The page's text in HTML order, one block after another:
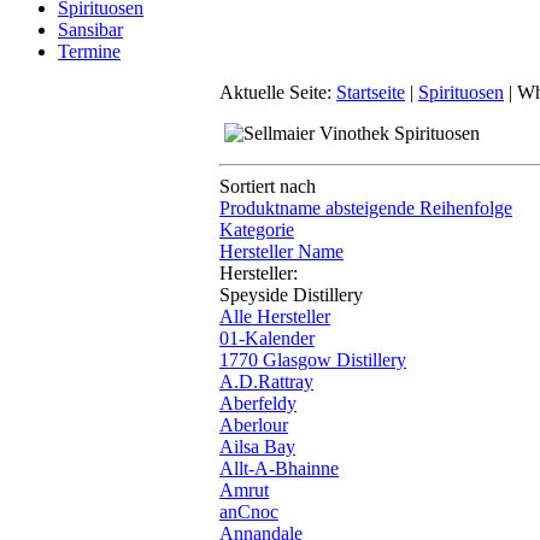
Spirituosen
Sansibar
Termine
Aktuelle Seite: Startseite | Spirituosen |
Sortiert nach
Produktname absteigende Reihenfolge
Kategorie
Hersteller Name
Hersteller:
Speyside Distillery
Alle Hersteller
01-Kalender
1770 Glasgow Distillery
A.D.Rattray
Aberfeldy
Aberlour
Ailsa Bay
Allt-A-Bhainne
Amrut
anCnoc
Annandale